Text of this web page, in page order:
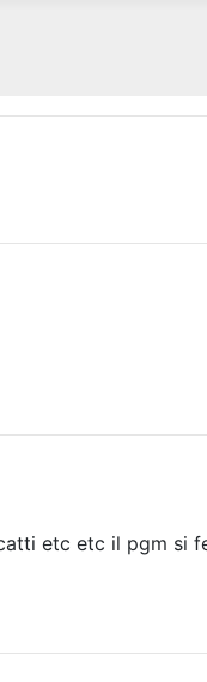
etc etc il pgm si